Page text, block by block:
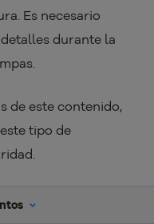
Es necesario
durante la
de este contenido,
tipo de